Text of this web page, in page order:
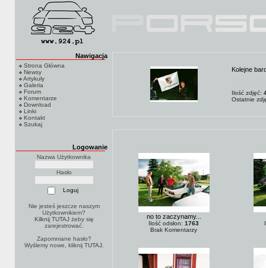
Nawigacja
Strona Główna
Newsy
Artykuły
Galeria
Forum
Komentarze
Download
Linki
Kontakt
Szukaj
Logowanie
Nazwa Użytkownika
Hasło
Nie jesteś jeszcze naszym
Użytkownikiem?
Kilknij TUTAJżeby się
zarejestrować.
Zapomniane hasło?
Wyślemy nowe, kliknij TUTAJ.
Kolejne
Ilość zdjęć:
Ostatnie
no to zaczynamy...
Ilość odsłon: 1763
Brak Komentarzy